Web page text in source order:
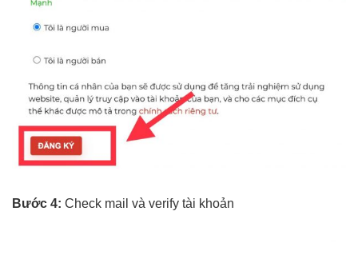
Bước 4: Check mail và verify tài khoản